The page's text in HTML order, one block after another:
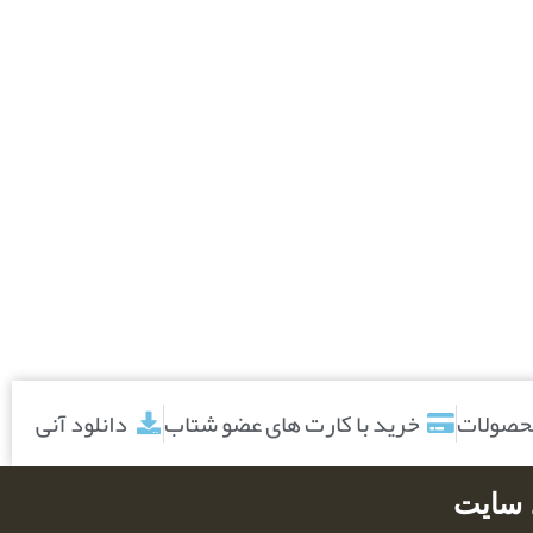
خرید با کارت های عضو شتاب دانلود آنی
سایت